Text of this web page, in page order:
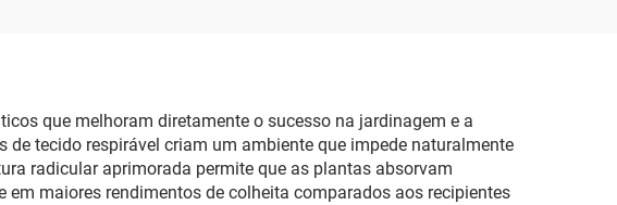
ajustável,
alumínio com
IP42 para
de espessura, indicados
para canteiros elevados
ao ar livre
que melhoram diretamente o sucesso na jardinagem e a
tecido respirável criam um ambiente que impede naturalmente
radicular aprimorada permite que as plantas absorvam
maiores rendimentos de colheita comparados aos recipientes